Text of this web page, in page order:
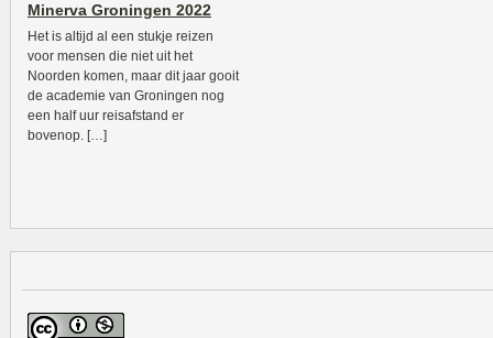
Minerva Groningen 2022
Het is altijd al een stukje reizen
voor mensen die niet uit het
Noorden komen, maar dit jaar gooit
de academie van Groningen nog
een half uur reisafstand er
bovenop. […]